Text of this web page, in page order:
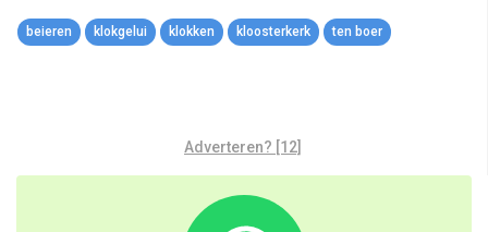
Link
beieren klokgelui klokken kloosterkerk ten boer
Adverteren? [12]